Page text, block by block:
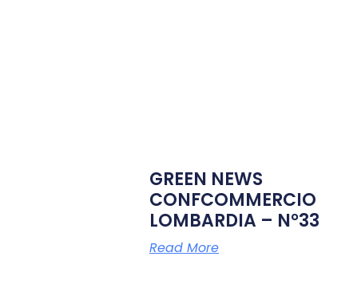
GREEN NEWS
CONFCOMMERCIO
LOMBARDIA – N°33
Read More